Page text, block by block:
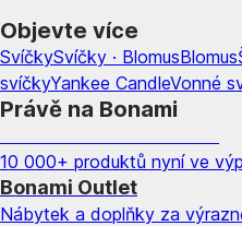
Objevte více
SvíčkySvíčky · BlomusBlomus
svíčkyYankee CandleVonné
Právě na Bonami
10 000+ produktů nyní ve
Bonami Outlet
Nábytek a doplňky za